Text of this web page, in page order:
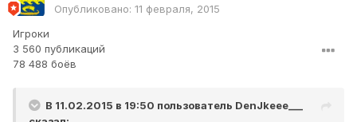
Опубликовано: 11 февраля, 2015
Игроки
3 560 публикаций
78 488 боёв
В 11.02.2015 в 19:50 пользователь DenJkeee___